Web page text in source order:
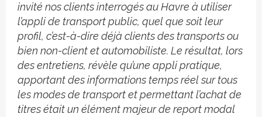
invité nos clients interrogés au Havre à utiliser
l’appli de transport public, quel que soit leur
profil, c’est-à-dire déjà clients des transports ou
bien non-client et automobiliste. Le résultat, lors
des entretiens, révèle qu’une appli pratique,
apportant des informations temps réel sur tous
les modes de transport et permettant l’achat de
titres était un élément majeur de report modal